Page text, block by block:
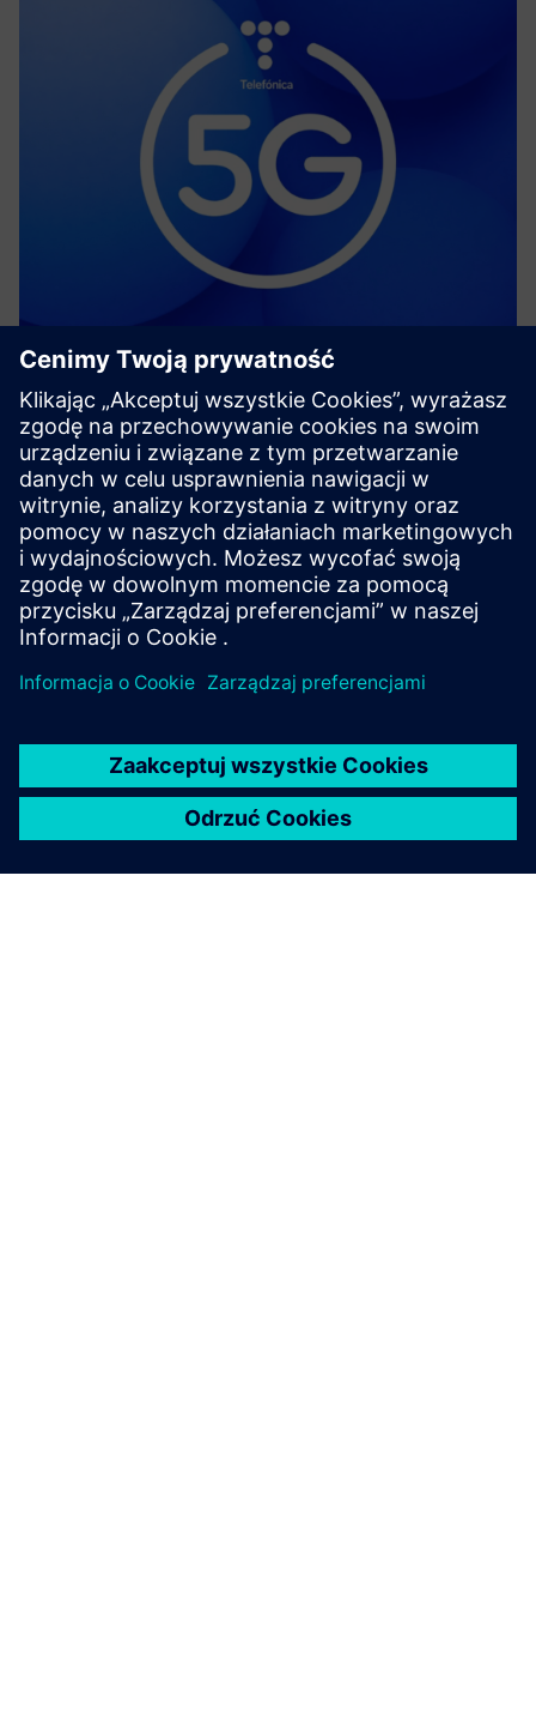
Private 5G for Flexible
Manufacturing
Telefónica’s private 5G enables secure, low-latency
connectivity for Siemens tech integration, driving flexible
manufacturing, intralogistics, real-time data, and IT/OT
convergence.
Dowiedz się więcej